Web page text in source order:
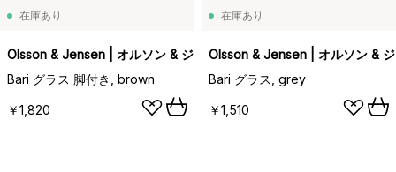
在庫あり
Olsson & Jensen | オルソン & ジェンセン
Bari グラス 脚付き, brown
￥1,820
在庫あり
Olsson & Jensen | オルソン &
Bari グラス, grey
￥1,510